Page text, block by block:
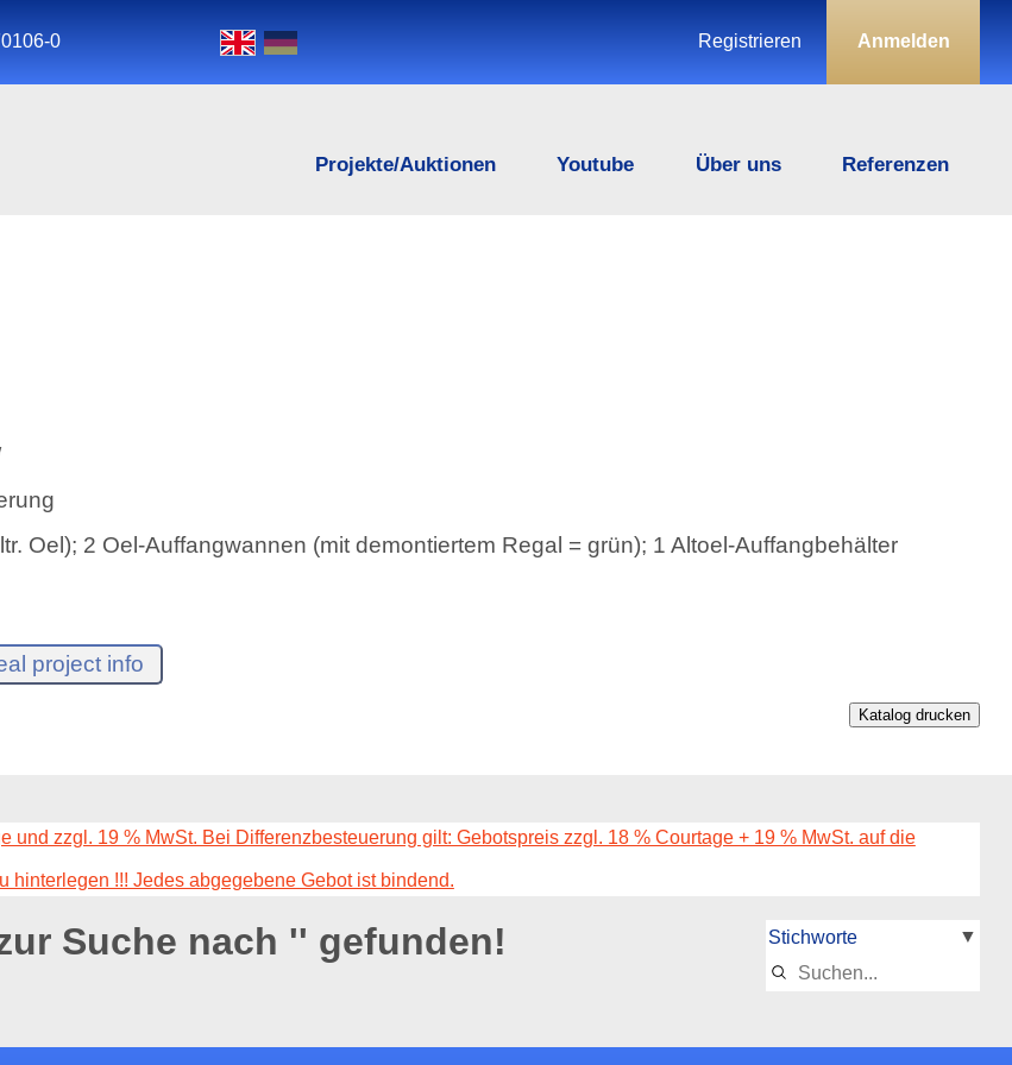
0 Anmelden
Registrieren
Referenzen
Über uns
Youtube
Projekte/Auktionen
Oel); 2 Oel-Auffangwannen (mit demontiertem Regal = grün); 1 Altoel-Auffangbehälter
Katalog drucken
und zzgl. 19 % MwSt. Bei Differenzbesteuerung gilt: Gebotspreis zzgl. 18 % Courtage + 19 % MwSt. auf die
!!! Jedes abgegebene Gebot ist bindend.
Suche nach '' gefunden!